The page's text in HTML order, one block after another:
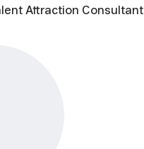
Attraction Consultant